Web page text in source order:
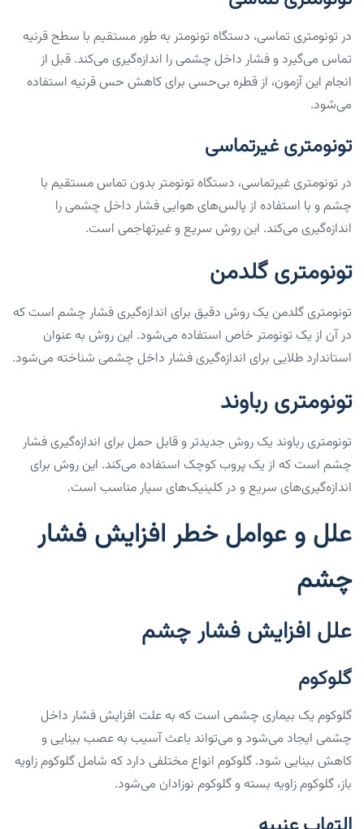
در تونومتری تماسی، دستگاه تونومتر به طور مستقیم با سطح قرنیه
تماس می‌گیرد و فشار داخل چشمی را اندازه‌گیری می‌کند. قبل از
انجام این آزمون، از قطره بی‌حسی برای کاهش حس قرنیه استفاده
می‌شود.
تونومتری غیرتماسی
در تونومتری غیرتماسی، دستگاه تونومتر بدون تماس مستقیم با
چشم و با استفاده از پالس‌های هوایی فشار داخل چشمی را
اندازه‌گیری می‌کند. این روش سریع و غیرتهاجمی است.
تونومتری گلدمن
تونومتری گلدمن یک روش دقیق برای اندازه‌گیری فشار چشم است که
در آن از یک تونومتر خاص استفاده می‌شود. این روش به عنوان
استاندارد طلایی برای اندازه‌گیری فشار داخل چشمی شناخته می‌شود.
تونومتری رباوند
تونومتری رباوند یک روش جدیدتر و قابل حمل برای اندازه‌گیری فشار
چشم است که از یک پروب کوچک استفاده می‌کند. این روش برای
اندازه‌گیری‌های سریع و در کلینیک‌های سیار مناسب است.
علل و عوامل خطر افزایش فشار
چشم
علل افزایش فشار چشم
گلوکوم
گلوکوم یک بیماری چشمی است که به علت افزایش فشار داخل
چشمی ایجاد می‌شود و می‌تواند باعث آسیب به عصب بینایی و
کاهش بینایی شود. گلوکوم انواع مختلفی دارد که شامل گلوکوم زاویه
باز، گلوکوم زاویه بسته و گلوکوم نوزادان می‌شود.